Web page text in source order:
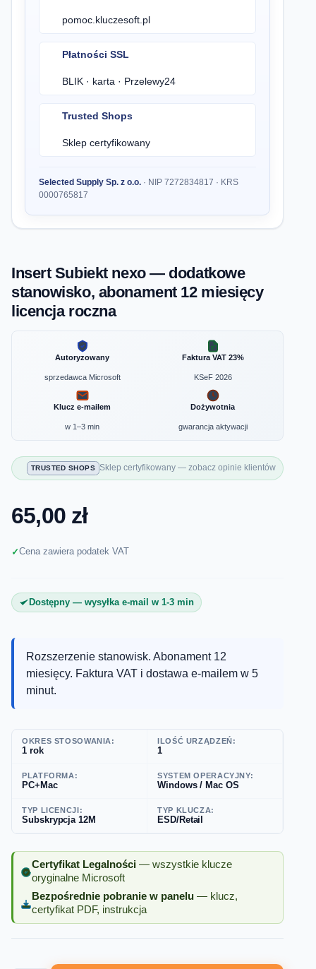
pomoc.kluczesoft.pl
Płatności SSL
BLIK · karta · Przelewy24
Trusted Shops
Sklep certyfikowany
Selected Supply Sp. z o.o. · NIP 7272834817 · KRS
0000765817
Insert Subiekt nexo — dodatkowe
stanowisko, abonament 12 miesięcy
licencja roczna
65,00 zł
Cena zawiera podatek VAT
Dostępny — wysyłka e-mail w 1-3 min
Autoryzowany
sprzedawca Microsoft
Faktura VAT 23%
KSeF 2026
Klucz e-mailem
w 1–3 min
Dożywotnia
gwarancja aktywacji
TRUSTED SHOPS Sklep certyfikowany — zobacz opinie klientów
Certyfikat Legalności — wszystkie klucze
oryginalne Microsoft
Bezpośrednie pobranie w panelu — klucz,
certyfikat PDF, instrukcja
OKRES STOSOWANIA:
1 rok
ILOŚĆ URZĄDZEŃ:
1
PLATFORMA:
PC+Mac
SYSTEM OPERACYJNY:
Windows / Mac OS
TYP LICENCJI:
Subskrypcja 12M
TYP KLUCZA:
ESD/Retail
Rozszerzenie stanowisk. Abonament 12
miesięcy. Faktura VAT i dostawa e-mailem w 5
minut.